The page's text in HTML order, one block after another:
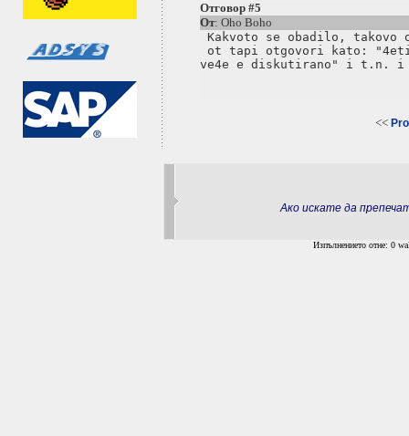
Отговор #5
От: Oho Boho
Kakvoto se obadilo, takovo
ot tapi otgovori kato: "4eti
<<
Ако искате да
Изпълнението отне: 0